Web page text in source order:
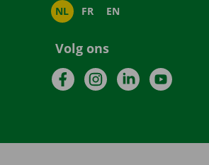
NL FR EN
Volg ons
FacebookInstagramLinkedInYouTube